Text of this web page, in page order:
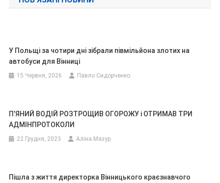
У Польщі за чотири дні зібрали півмільйона злотих на
автобуси для Вінниці
15 Червня, 2026 Павло Сидорченко
П’ЯНИЙ ВОДІЙ РОЗТРОЩИВ ОГОРОЖУ і ОТРИМАВ ТРИ
АДМІНПРОТОКОЛИ
22 Грудня, 2023 Аліна Мазур
Пішла з життя директорка Вінницького краєзнавчого